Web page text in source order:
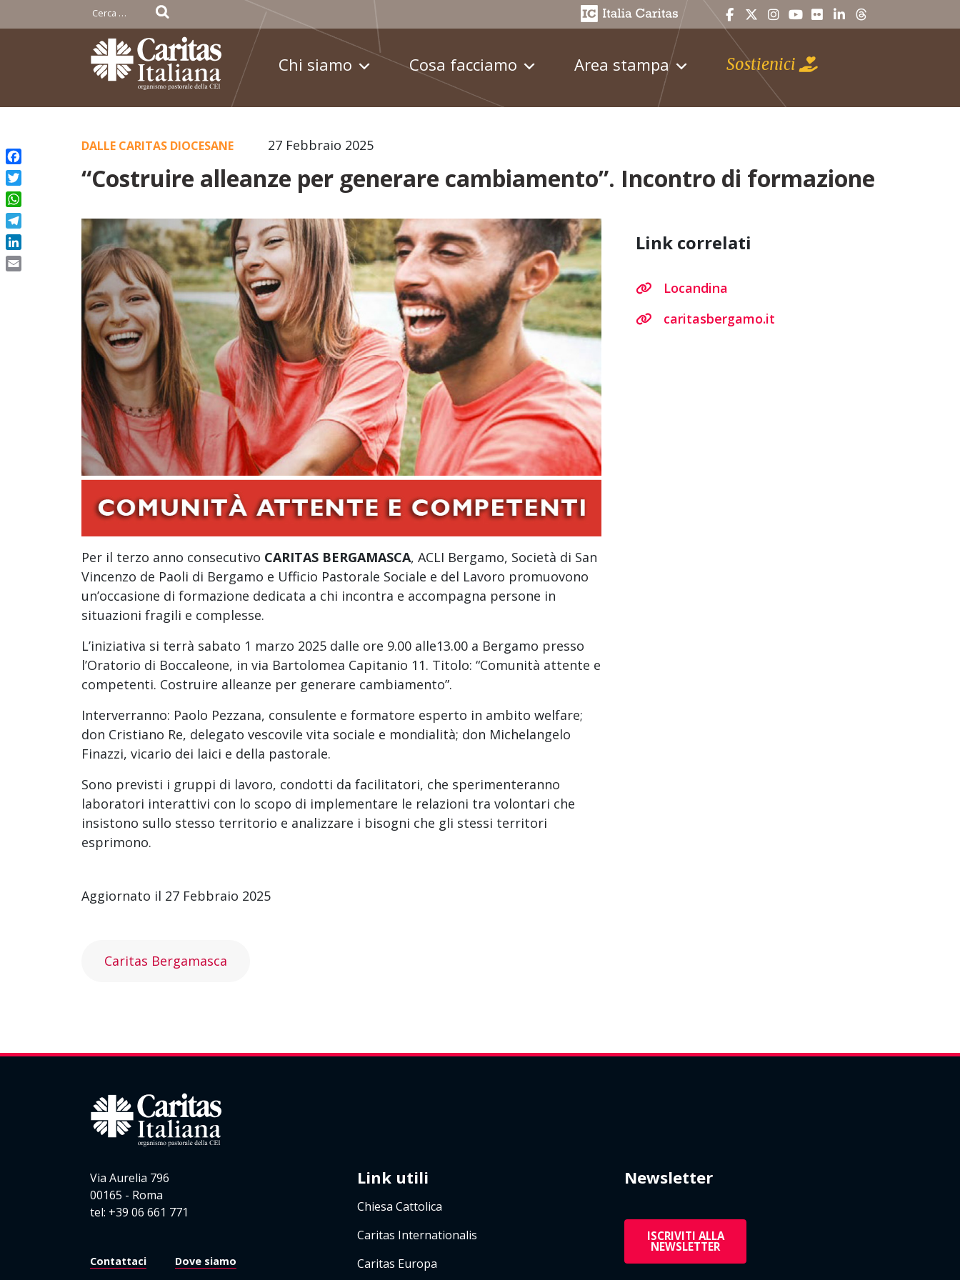
Skip
to
content
Ricerca
per:
Chi siamo Cosa facciamo Area stampa Sostienici
27 Febbraio 2025
DALLE CARITAS DIOCESANE
“Costruire alleanze per generare cambiamento”. Incontro di formazione
Per il terzo anno consecutivo CARITAS BERGAMASCA, ACLI Bergamo, Società di San
Vincenzo de Paoli di Bergamo e Ufficio Pastorale Sociale e del Lavoro promuovono
un’occasione di formazione dedicata a chi incontra e accompagna persone in
situazioni fragili e complesse.
L’iniziativa si terrà sabato 1 marzo 2025 dalle ore 9.00 alle13.00 a Bergamo presso
l’Oratorio di Boccaleone, in via Bartolomea Capitanio 11. Titolo: “Comunità attente e
competenti. Costruire alleanze per generare cambiamento”.
Interverranno: Paolo Pezzana, consulente e formatore esperto in ambito welfare;
don Cristiano Re, delegato vescovile vita sociale e mondialità; don Michelangelo
Finazzi, vicario dei laici e della pastorale.
Sono previsti i gruppi di lavoro, condotti da facilitatori, che sperimenteranno
laboratori interattivi con lo scopo di implementare le relazioni tra volontari che
insistono sullo stesso territorio e analizzare i bisogni che gli stessi territori
esprimono.
Aggiornato il 27 Febbraio 2025
Caritas Bergamasca
Link correlati
Locandina
caritasbergamo.it
Via Aurelia 796
00165 - Roma
tel: +39 06 661 771
Contattaci Dove siamo
Link utili
Chiesa Cattolica
Caritas Internationalis
Caritas Europa
Newsletter
ISCRIVITI ALLA
NEWSLETTER
Facebook
Twitter
WhatsApp
Telegram
LinkedIn